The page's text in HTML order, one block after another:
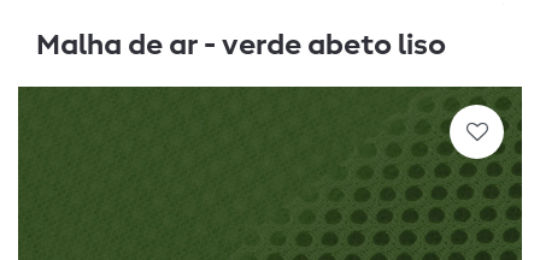
Malha de ar - verde abeto liso